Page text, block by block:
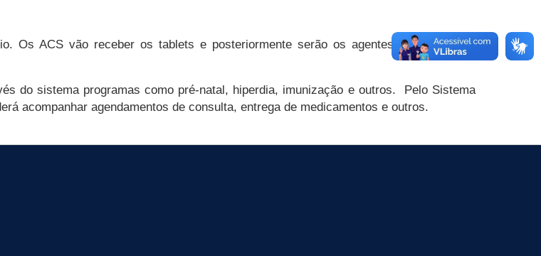
Os ACS vão receber os tablets e posteriormente serão os agentes de combate a
do sistema programas como pré-natal, hiperdia, imunização e outros. Pelo Sistema
acompanhar agendamentos de consulta, entrega de medicamentos e outros.